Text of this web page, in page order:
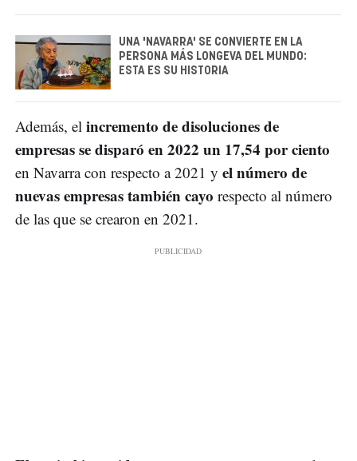
UNA 'NAVARRA' SE CONVIERTE EN LA
PERSONA MÁS LONGEVA DEL MUNDO:
ESTA ES SU HISTORIA
Además, el incremento de disoluciones de
empresas se disparó en 2022 un 17,54 por ciento
en Navarra con respecto a 2021 y el número de
nuevas empresas también cayo respecto al número
de las que se crearon en 2021.